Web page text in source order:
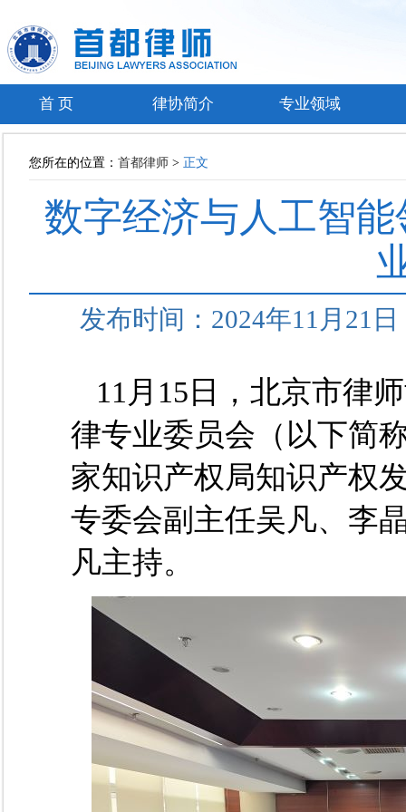
首 页 律协简介 专业领域
您所在的位置： 首都律师 > 正文
数字经济与人工智
发布时间：2024年11月
11月15日，北京市律
律专业委员会（以下简
家知识产权局知识产权
专委会副主任吴凡、李
凡主持。